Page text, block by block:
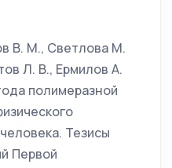
В. М., Светлова М.
Л. В., Ермилов А.
полимеразной
Тезисы
Первой